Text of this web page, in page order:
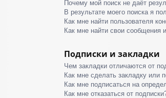
Почему мой поиск не даёт
В результате моего поиска я
Как мне найти пользователя
Как мне найти свои сообщения
Подписки и закладки
Чем закладки отличаются от
Как мне сделать закладку или
Как мне подписаться на
Как мне отказаться от